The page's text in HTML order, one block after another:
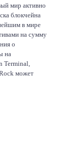
мир активно
блокчейна
в мире
на сумму
о
на
Terminal,
может